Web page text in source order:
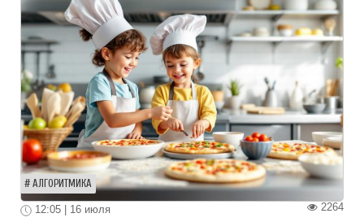
АЛГОРИТМИКА
2264
12:05 | 16 июля